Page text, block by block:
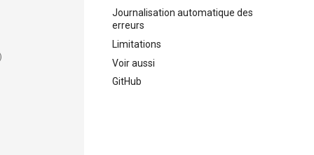
Journalisation automatique des
erreurs
Limitations
Voir aussi
GitHub